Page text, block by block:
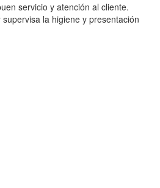
servicio y atención al cliente.
la higiene y presentación